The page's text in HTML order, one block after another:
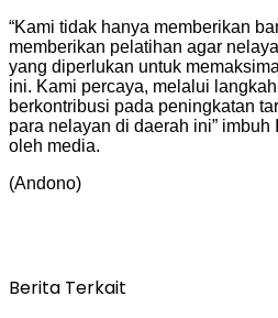
“Kami tidak hanya memberikan
memberikan pelatihan agar
yang diperlukan untuk
ini. Kami percaya, melalui
berkontribusi pada peningkatan
para nelayan di daerah ini” imbuh
oleh media.
(Andono)
Berita Terkait